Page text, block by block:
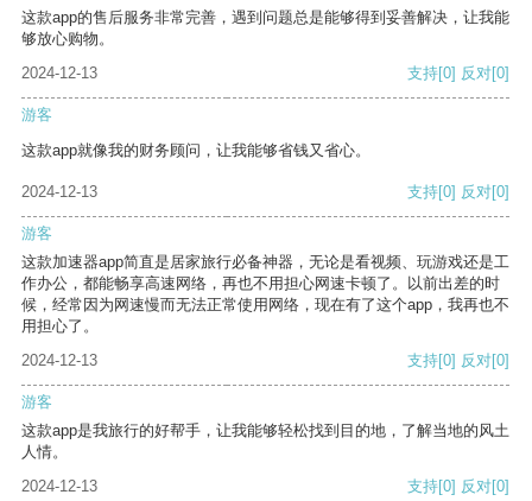
这款app的售后服务非常完善，遇到问题总是能够得到妥善解决，让我能
够放心购物。
2024-12-13
支持[0] 反对[0]
游客
这款app就像我的财务顾问，让我能够省钱又省心。
2024-12-13 支持[0] 反对[0]
游客
这款加速器app简直是居家旅行必备神器，无论是看视频、玩游戏还是工
作办公，都能畅享高速网络，再也不用担心网速卡顿了。以前出差的时
候，经常因为网速慢而无法正常使用网络，现在有了这个app，我再也不
用担心了。
2024-12-13
支持[0] 反对[0]
游客
这款app是我旅行的好帮手，让我能够轻松找到目的地，了解当地的风土
人情。
2024-12-13
支持[0] 反对[0]